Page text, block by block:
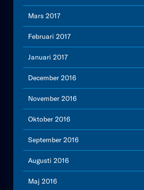
Mars 2017
Februari 2017
Januari 2017
December 2016
November 2016
Oktober 2016
September 2016
Augusti 2016
Maj 2016